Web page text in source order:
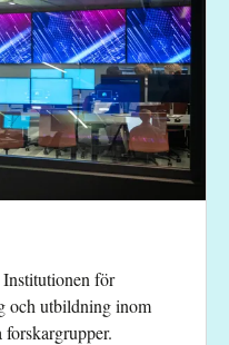
för
och utbildning inom